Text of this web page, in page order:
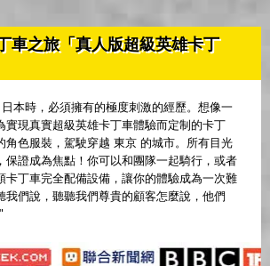
車之旅「真人版超級英雄卡丁
本時，必須擁有的極度刺激的經歷。想像一
實現真實超級英雄卡丁車體驗而定制的卡丁
角色服裝，駕駛穿越 東京 的城市。所有目光
保證成為焦點！你可以和團隊一起騎行，或者
卡丁車完全配備設備，讓你的體驗成為一次難
我們說，聽聽我們尊貴的顧客怎麼說，他們